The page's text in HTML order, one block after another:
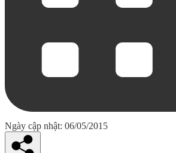
Ngày cập nhật: 06/05/2015